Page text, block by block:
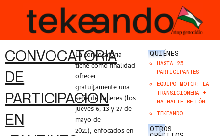
CONVOCATORIA
DE
PARTICIPACIÓN
EN
La convocatoria
tiene como finalidad
ofrecer
gratuitamente una
serie de talleres (los
jueves 6, 13 y 27 de
mayo de
2021), enfocados en
QUIÉNES
HASTA 25
PARTICIPANTES
EQUIPO MOTOR: LA
TRANSICIONERA +
NATHALIE BELLÓN
TEKEANDO
OTROS